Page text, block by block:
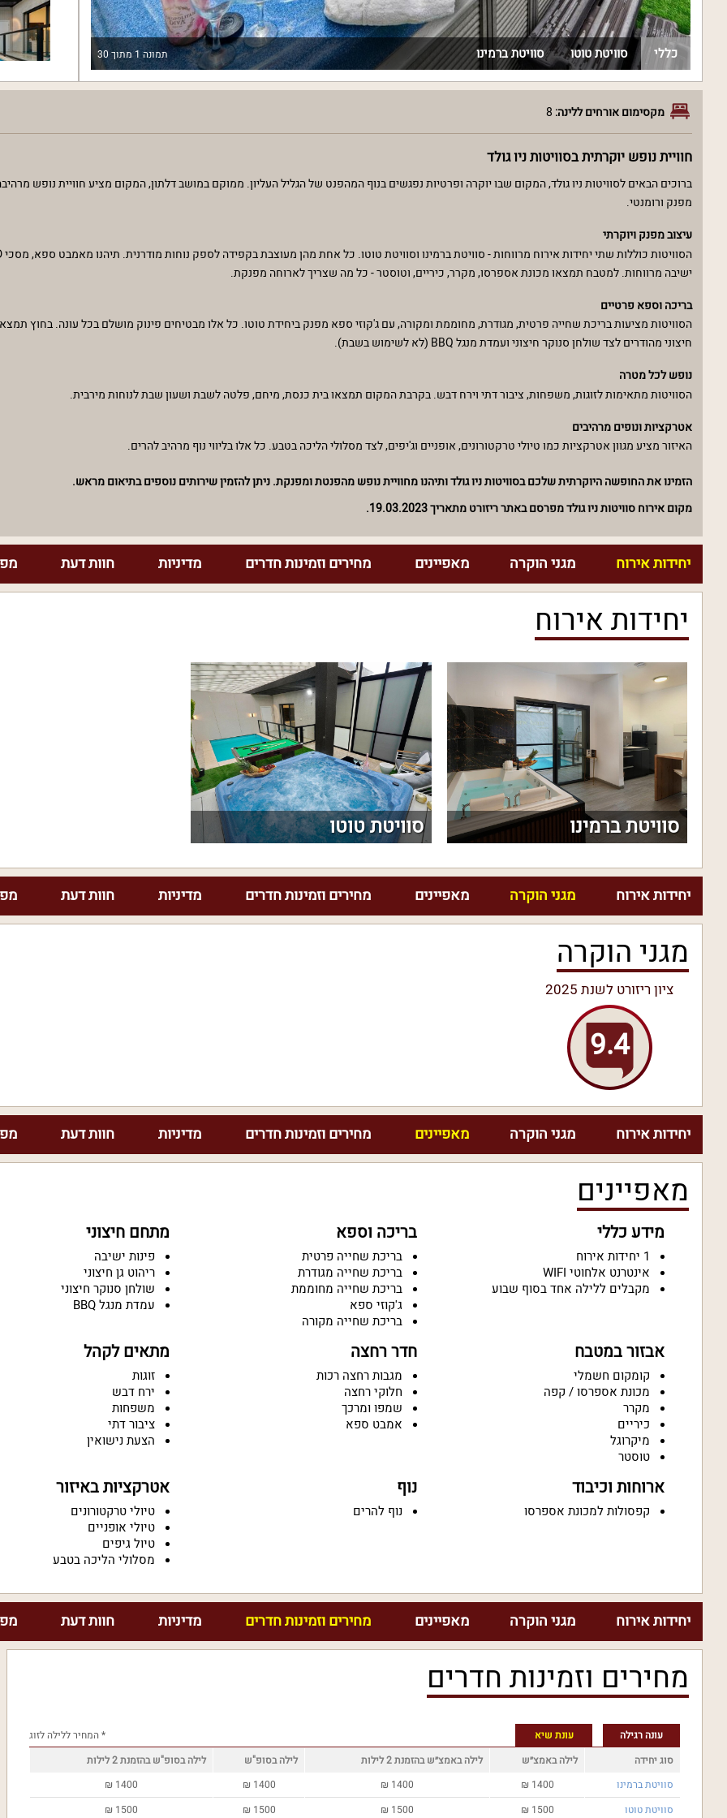
תמונה1מתוך30 כללי סוויטת טוטו סוויטת ברמינו
מקסימום אורחים ללינה: 8
חוויית נופש יוקרתית בסוויטות ניו גולד
ברוכים הבאים לסוויטות ניו גולד, המקום שבו יוקרה ופרטיות נפגשים בנוף המהפנט של הגליל העליון. ממוקם במושב דלתון, המקום מציע חוויית נופש
מפנק ורומנטי.
עיצוב מפנק ויוקרתי
ישיבה מרווחות. למטבח תמצאו מכונת אספרסו, מקרר, כיריים, וטוסטר - כל מה שצריך לארוחה מפנקת.
בריכה וספא פרטיים
הסוויטות מציעות בריכת שחייה פרטית, מגודרת, מחוממת ומקורה, עם ג'קוזי ספא מפנק ביחידת טוטו. כל אלו מבטיחים פינוק מושלם בכל עונה. בחוץ תמצאו
חיצוני מהודרים לצד שולחן סנוקר חיצוני ועמדת מנגל BBQ (לא לשימוש בשבת).
נופש לכל מטרה
הסוויטות מתאימות לזוגות, משפחות, ציבור דתי וירח דבש. בקרבת המקום תמצאו בית כנסת, מיחם, פלטה לשבת ושעון שבת לנוחות מירבית.
אטרקציות ונופים מרהיבים
האיזור מציע מגוון אטרקציות כמו טיולי טרקטורונים, אופניים וג'יפים, לצד מסלולי הליכה בטבע. כל אלו בליווי נוף מרהיב להרים.
הזמינו את החופשה היוקרתית שלכם בסוויטות ניו גולד ותיהנו מחוויית נופש מהפנטת ומפנקת. ניתן להזמין שירותים נוספים בתיאום מראש.
מקום אירוח סוויטות ניו גולד מפרסם באתר ריזורט מתאריך 19.03.2023.
יחידות אירוח מגני הוקרה מאפיינים מחירים וזמינות חדרים מדיניות חוות דעת
יחידות אירוח
סוויטת ברמינו סוויטת טוטו
יחידות אירוח מגני הוקרה מאפיינים מחירים וזמינות חדרים מדיניות חוות דעת
מגני הוקרה
ציון ריזורט לשנת 2025
9.4
יחידות אירוח מגני הוקרה מאפיינים מחירים וזמינות חדרים מדיניות חוות דעת
מאפיינים
מידע כללי
1 יחידות אירוח
אינטרנט אלחוטי WIFI
מקבלים ללילה אחד בסוף שבוע
בריכה וספא
בריכת שחייה פרטית
בריכת שחייה מגודרת
בריכת שחייה מחוממת
ג'קוזי ספא
בריכת שחייה מקורה
מתחם חיצוני
פינות ישיבה
ריהוט גן חיצוני
שולחן סנוקר חיצוני
עמדת מנגל BBQ
אבזור במטבח
קומקום חשמלי
מכונת אספרסו / קפה
מקרר
כיריים
מיקרוגל
טוסטר
חדר רחצה
מגבות רחצה רכות
חלוקי רחצה
שמפו ומרכך
אמבט ספא
מתאים לקהל
זוגות
ירח דבש
משפחות
ציבור דתי
הצעת נישואין
ארוחות וכיבוד
קפסולות למכונת אספרסו
נוף
נוף להרים
אטרקציות באיזור
טיולי טרקטורונים
טיולי אופניים
טיול גיפים
מסלולי הליכה בטבע
יחידות אירוח מגני הוקרה מאפיינים מחירים וזמינות חדרים מדיניות חוות דעת
מחירים וזמינות חדרים
עונה רגילה עונת שיא
* המחיר ללילה לזוג
סוג יחידה
לילה באמצ״ש לילה באמצ״ש בהזמנת 2 לילות לילה בסופ"ש
לילה בסופ"ש בהזמנת 2 לילות
סוויטת ברמינו
1400
₪
1400
₪
1400
₪
1400
₪
סוויטת טוטו
1500
₪
1500
₪
1500
₪
1500
₪